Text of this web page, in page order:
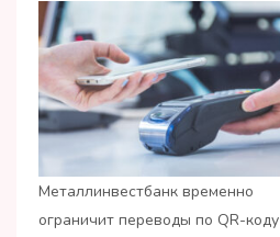
Металлинвестбанк временно
ограничит переводы по QR-коду